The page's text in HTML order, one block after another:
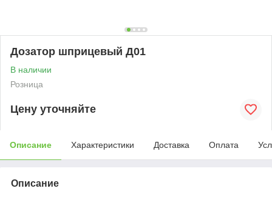
Дозатор шприцевый Д01
В наличии
Розница
Цену уточняйте
Описание Характеристики Доставка Оплата
Описание